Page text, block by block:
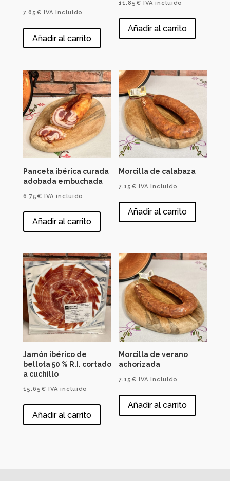
7.65 € IVA incluido
Añadir al carrito
11.85 € IVA incluido
Añadir al carrito
Panceta ibérica curada
adobada embuchada
6.75 € IVA incluido
Añadir al carrito
Morcilla de calabaza
7.15 € IVA incluido
Añadir al carrito
Jamón ibérico de
bellota 50 % R.I. cortado
a cuchillo
15.65 € IVA incluido
Añadir al carrito
Morcilla de verano
achorizada
7.15 € IVA incluido
Añadir al carrito